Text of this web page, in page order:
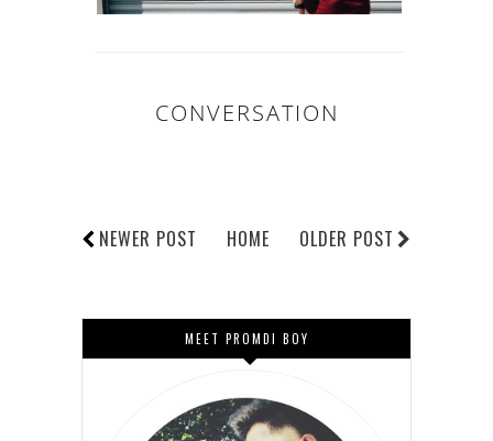
CONVERSATION
NEWER POST OLDER POST
HOME
MEET PROMDI BOY